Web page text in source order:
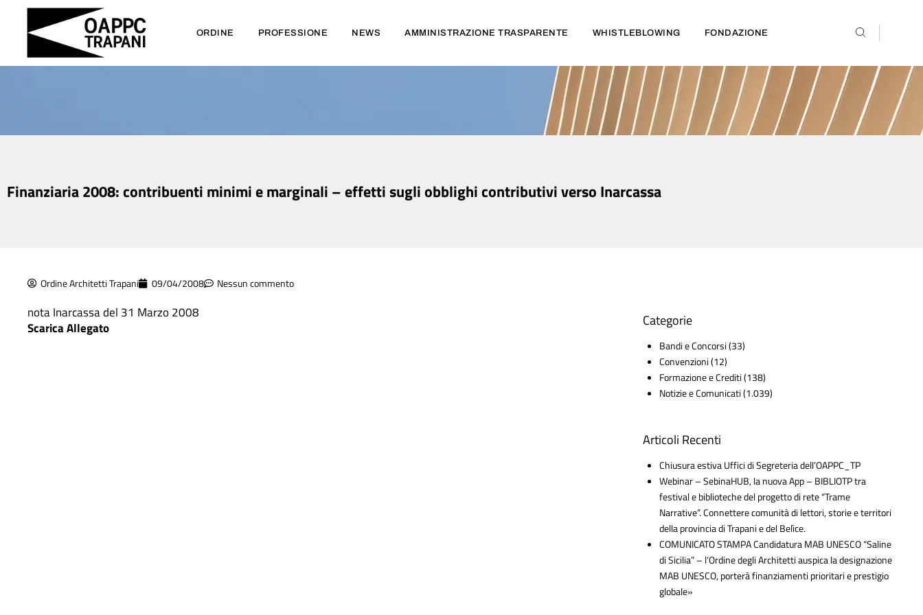
ORDINE PROFESSIONE NEWS AMMINISTRAZIONE TRASPARENTE WHISTLEBLOWING FONDAZIONE
Finanziaria 2008: contribuenti minimi e marginali – effetti sugli obblighi contributivi verso Inarcassa
Ordine Architetti Trapani 09/04/2008 Nessun commento
nota Inarcassa del 31 Marzo 2008
Scarica Allegato
Categorie
Bandi e Concorsi(33)
Convenzioni(12)
Formazione e Crediti(138)
Notizie e Comunicati(1.039)
Articoli Recenti
Chiusura estiva Uffici di Segreteria dell’OAPPC_TP
Webinar – SebinaHUB, la nuova App – BIBLIOTP tra
festival e biblioteche del progetto di rete “Trame
Narrative”. Connettere comunità di lettori, storie e territori
della provincia di Trapani e del Belìce.
COMUNICATO STAMPA Candidatura MAB UNESCO “Saline
di Sicilia” – l’Ordine degli Architetti auspica la designazione
MAB UNESCO, porterà finanziamenti prioritari e prestigio
globale»